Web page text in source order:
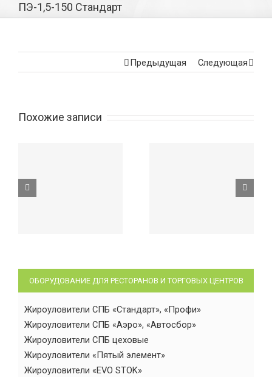
ПЭ-1,5-150 Стандарт
Предыдущая Следующая
Похожие записи
ОБОРУДОВАНИЕ ДЛЯ РЕСТОРАНОВ И ТОРГОВЫХ ЦЕНТРОВ
Жироуловители СПБ «Стандарт», «Профи»
Жироуловители СПБ «Аэро», «Автосбор»
Жироуловители СПБ цеховые
Жироуловители «Пятый элемент»
Жироуловители «EVO STOK»